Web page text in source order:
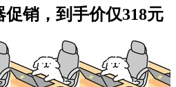
销，到手价仅318元